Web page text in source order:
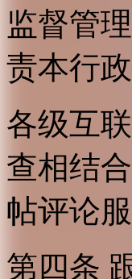
监督管
责本行
各级互
查相结
帖评论
第四条